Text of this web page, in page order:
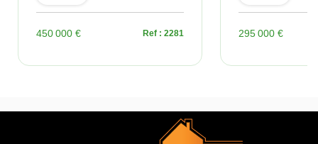
450 000 € Ref : 2281 295 000 €